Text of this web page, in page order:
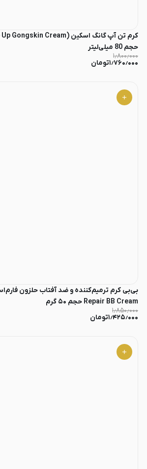
حجم 80 میلی‌لیتر
۱٫۸۰۰٫۰۰۰
۱٫۷۶۰٫۰۰۰تومان
Repair BB Cream حجم ۵۰ گرم
۱٫۸۵۰٫۰۰۰
۱٫۴۲۵٫۰۰۰تومان